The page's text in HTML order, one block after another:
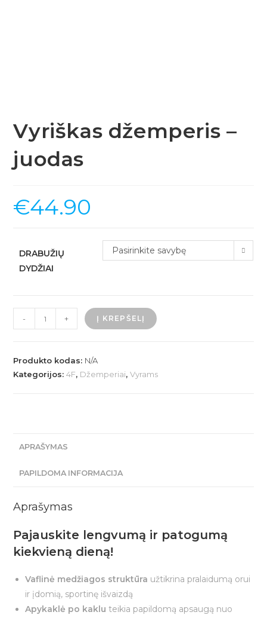
Vyriškas džemperis –
juodas
€44.90
DRABUŽIŲ
DYDŽIAI
Pasirinkite savybę
-
produkto
kiekis:
džemperis
-
+ Į KREPŠELĮ
Produkto kodas: N/A
Kategorijos:4F, Džemperiai,Vyrams
APRAŠYMAS
PAPILDOMA INFORMACIJA
Aprašymas
Pajauskite lengvumą ir patogumą
kiekvieną dieną!
Vaflinė medžiagos struktūra užtikrina pralaidumą orui
ir įdomią, sportinę išvaizdą
Apykaklė po kakluteikia papildomą apsaugą nuo